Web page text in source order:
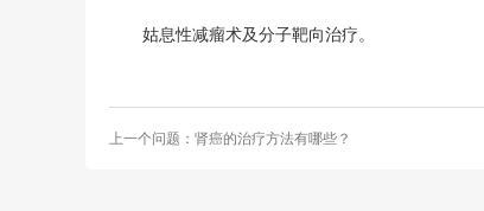
姑息性减瘤术及分子靶向治疗。
上一个问题：肾癌的治疗方法有哪些？